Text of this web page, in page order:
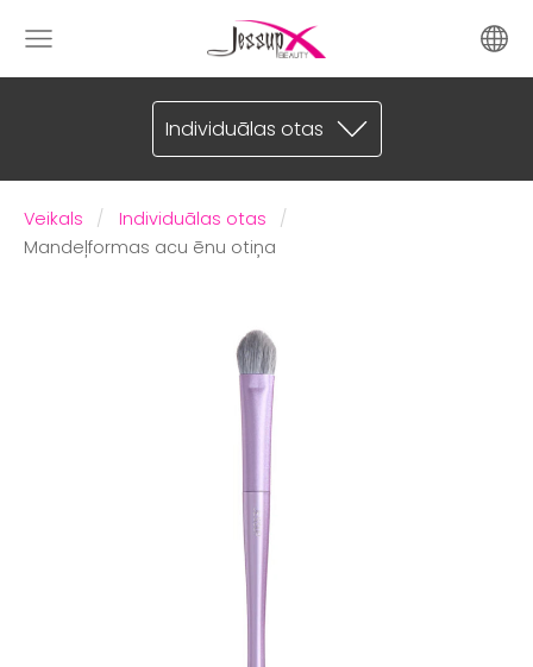
Individuālas otas
Veikals
Individuālas otas
Mandeļformas acu ēnu otiņa